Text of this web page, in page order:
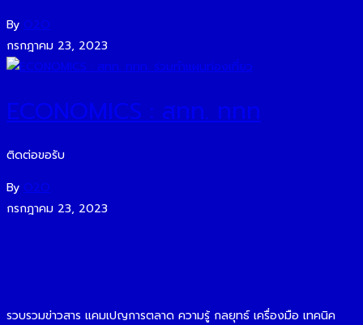
By O2O
กรกฎาคม 23, 2023
ECONOMICS : สทท. ททท
ติดต่อขอรับ
By O2O
กรกฎาคม 23, 2023
รวบรวมข่าวสาร แคมเปญการตลาด ความรู้ กลยุทธ์ เครื่องมือ เทคนิค